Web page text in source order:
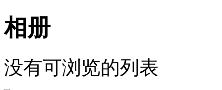
相册
没有可浏览的列表